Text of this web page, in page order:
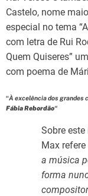
Castelo, nome
especial no tema
com letra de Rui
Quem Quiseres”
com poema de
“À excelência dos grandes
Fábia Rebordão“
Sobre
Max refere
a música
forma